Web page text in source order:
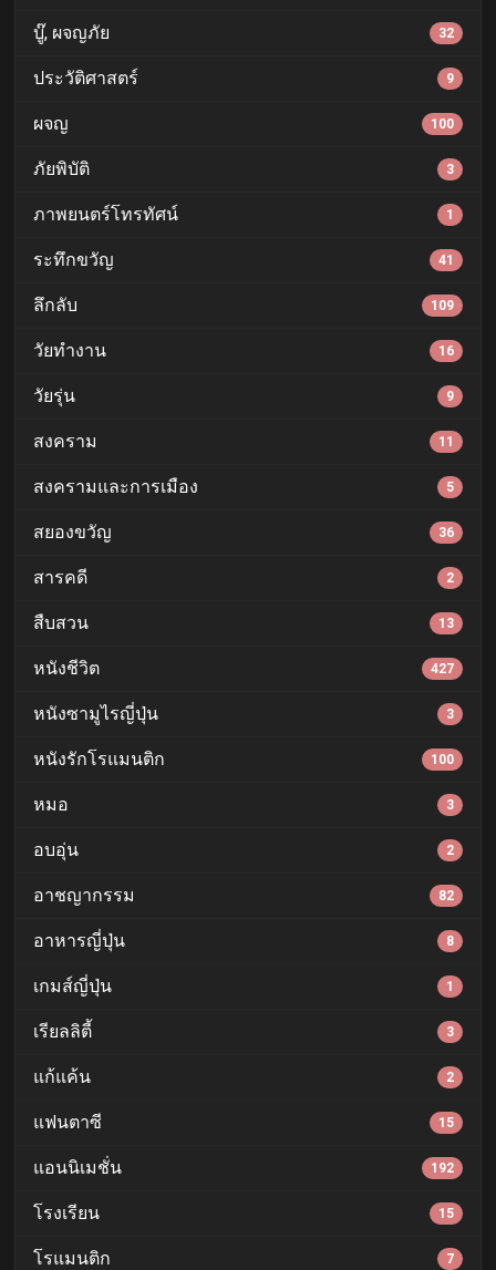
บู๊, ผจญภัย 32
ประวัติศาสตร์ 9
ผจญ 100
ภัยพิบัติ 3
ภาพยนตร์โทรทัศน์ 1
ระทึกขวัญ 41
ลึกลับ 109
วัยทำงาน 16
วัยรุ่น 9
สงคราม 11
สงครามและการเมือง 5
สยองขวัญ 36
สารคดี 2
สืบสวน 13
หนังชีวิต 427
หนังซามูไรญี่ปุ่น 3
หนังรักโรแมนติก 100
หมอ 3
อบอุ่น 2
อาชญากรรม 82
อาหารญี่ปุ่น 8
เกมส์ญี่ปุ่น 1
เรียลลิตี้ 3
แก้แค้น 2
แฟนตาซี 15
แอนนิเมชั่น 192
โรงเรียน 15
โรแมนติก 7